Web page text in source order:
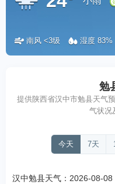
南风 <3级 湿度 83%
勉
提供陕西省汉中市勉县天气
气状况
今天 7天
汉中勉县天气：2026-08-08